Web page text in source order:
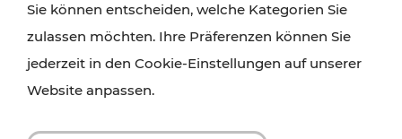
Sie können entscheiden, welche Kategorien Sie
zulassen möchten. Ihre Präferenzen können Sie
jederzeit in den Cookie-Einstellungen auf unserer
Website anpassen.